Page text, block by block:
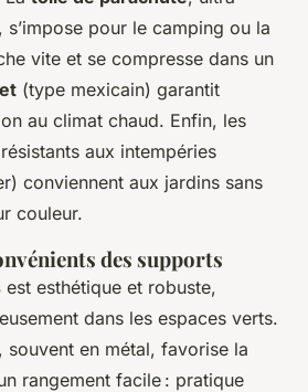
s’impose pour le camping ou la
vite et se compresse dans un
(type mexicain) garantit
au climat chaud. Enfin, les
aux intempéries
conviennent aux jardins sans
couleur.
des supports
est esthétique et robuste,
dans les espaces verts.
, souvent en métal, favorise la
rangement facile : pratique